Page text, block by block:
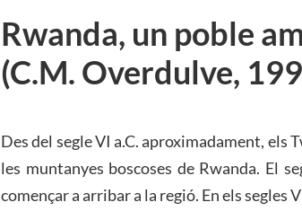
Rwanda, un poble
(C.M. Overdulve,
Des del segle VI a.C. aproximadament, els
les muntanyes boscoses de Rwanda. El
començar a arribar a la regió. En els segles